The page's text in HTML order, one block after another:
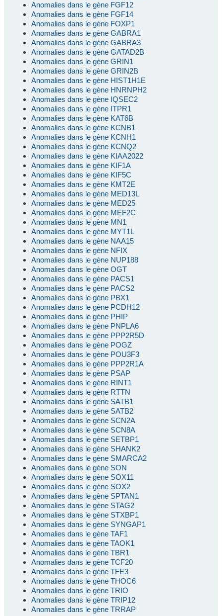
Anomalies dans le gène FGF12
Anomalies dans le gène FGF14
Anomalies dans le gène FOXP1
Anomalies dans le gène GABRA1
Anomalies dans le gène GABRA3
Anomalies dans le gène GATAD2B
Anomalies dans le gène GRIN1
Anomalies dans le gène GRIN2B
Anomalies dans le gène HIST1H1E
Anomalies dans le gène HNRNPH2
Anomalies dans le gène IQSEC2
Anomalies dans le gène ITPR1
Anomalies dans le gène KAT6B
Anomalies dans le gène KCNB1
Anomalies dans le gène KCNH1
Anomalies dans le gène KCNQ2
Anomalies dans le gène KIAA2022
Anomalies dans le gène KIF1A
Anomalies dans le gène KIF5C
Anomalies dans le gène KMT2E
Anomalies dans le gène MED13L
Anomalies dans le gène MED25
Anomalies dans le gène MEF2C
Anomalies dans le gène MN1
Anomalies dans le gène MYT1L
Anomalies dans le gène NAA15
Anomalies dans le gène NFIX
Anomalies dans le gène NUP188
Anomalies dans le gène OGT
Anomalies dans le gène PACS1
Anomalies dans le gène PACS2
Anomalies dans le gène PBX1
Anomalies dans le gène PCDH12
Anomalies dans le gène PHIP
Anomalies dans le gène PNPLA6
Anomalies dans le gène PPP2R5D
Anomalies dans le gène POGZ
Anomalies dans le gène POU3F3
Anomalies dans le gène PPP2R1A
Anomalies dans le gène PSAP
Anomalies dans le gène RINT1
Anomalies dans le gène RTTN
Anomalies dans le gène SATB1
Anomalies dans le gène SATB2
Anomalies dans le gène SCN2A
Anomalies dans le gène SCN8A
Anomalies dans le gène SETBP1
Anomalies dans le gène SHANK2
Anomalies dans le gène SMARCA2
Anomalies dans le gène SON
Anomalies dans le gène SOX11
Anomalies dans le gène SOX2
Anomalies dans le gène SPTAN1
Anomalies dans le gène STAG2
Anomalies dans le gène STXBP1
Anomalies dans le gène SYNGAP1
Anomalies dans le gène TAF1
Anomalies dans le gène TAOK1
Anomalies dans le gène TBR1
Anomalies dans le gène TCF20
Anomalies dans le gène TFE3
Anomalies dans le gène THOC6
Anomalies dans le gène TRIO
Anomalies dans le gène TRIP12
Anomalies dans le gène TRRAP